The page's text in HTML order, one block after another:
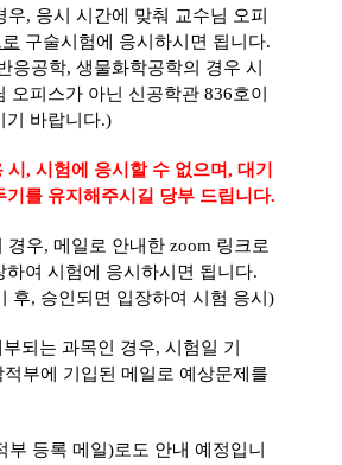
우, 응시 시간에 맞춰 교수님 오피
구술시험에 응시하시면 됩니다.
응공학, 생물화학공학의 경우 시
오피스가 아닌 신공학관 836호이
기 바랍니다.)
시 , 시험에 응시할 수 없으며, 대기
기를 유지해주시길 당부 드립니다.
경우, 메일로 안내한 zoom 링크로
하여 시험에 응시하시면 됩니다.
후, 승인되면 입장하여 시험 응시)
되는 과목인 경우, 시험일 기
적부에 기입된 메일로 예상문제를
부 등록 메일)로도 안내 예정입니